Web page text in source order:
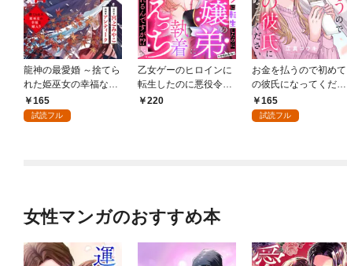
龍神の最愛婚 ～捨てら
れた姫巫女の幸福な嫁
入り～: 1
165
試読フル
乙女ゲーのヒロインに
転生したのに悪役令嬢
の弟（攻略対象外）に
220
お金を払うので初めて
の彼氏になってくださ
い: 1
165
試読フル
女性マンガのおすすめ本